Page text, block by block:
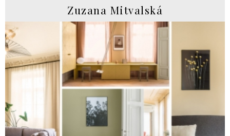
Zuzana Mitvalská